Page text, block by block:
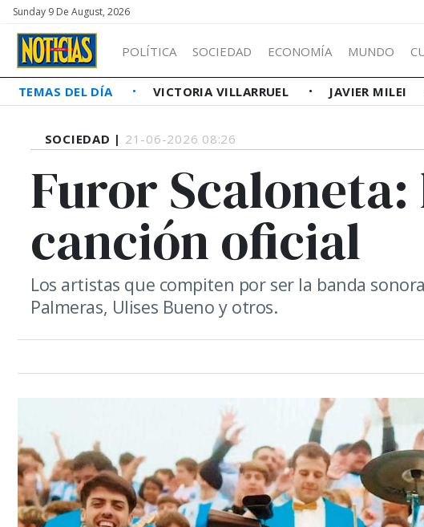
Sunday 9 De August, 2026
POLÍTICA SOCIEDAD ECONOMÍA MUNDO
TEMAS DEL DÍA VICTORIA VILLARRUEL JAVIER MILEI
SOCIEDAD | 21-06-2026 08:26
Furor
canción oficial
Los artistas que compiten por ser la banda
Palmeras, Ulises Bueno y otros.